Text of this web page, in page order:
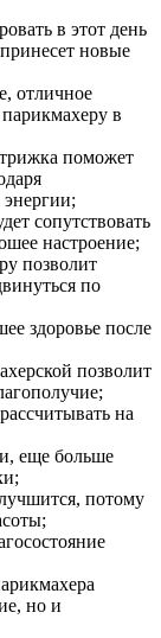
в этот день
новые
отличное
парикмахеру в
поможет
сопутствовать
настроение;
позволит
по
здоровье после
позволит
на
еще больше
потому
но и